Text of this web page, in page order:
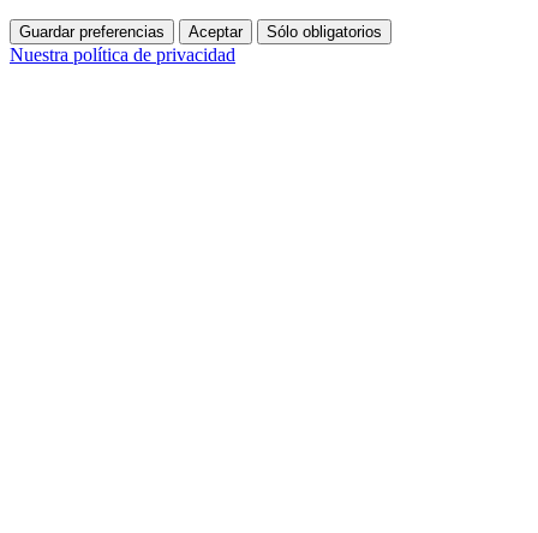
Guardar preferencias Aceptar Sólo obligatorios
Nuestra política de privacidad